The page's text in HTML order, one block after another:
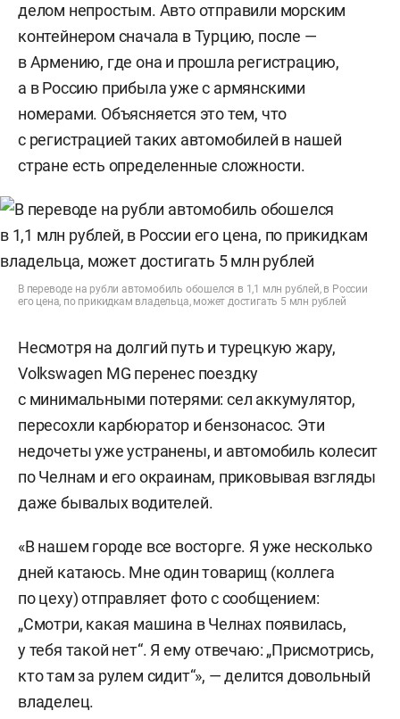
делом непростым. Авто отправили морским
контейнером сначала в Турцию, после —
в Армению, где она и прошла регистрацию,
а в Россию прибыла уже с армянскими
номерами. Объясняется это тем, что
с регистрацией таких автомобилей в нашей
стране есть определенные сложности.
В переводе на рубли автомобиль обошелся в 1,1 млн рублей, в России
его цена, по прикидкам владельца, может достигать 5 млн рублей
Несмотря на долгий путь и турецкую жару,
Volkswagen MG перенес поездку
с минимальными потерями: сел аккумулятор,
пересохли карбюратор и бензонасос. Эти
недочеты уже устранены, и автомобиль колесит
по Челнам и его окраинам, приковывая взгляды
даже бывалых водителей.
«В нашем городе все восторге. Я уже несколько
дней катаюсь. Мне один товарищ (коллега
по цеху) отправляет фото с сообщением:
„Смотри, какая машина в Челнах появилась,
у тебя такой нет“. Я ему отвечаю: „Присмотрись,
кто там за рулем сидит“», — делится довольный
владелец.